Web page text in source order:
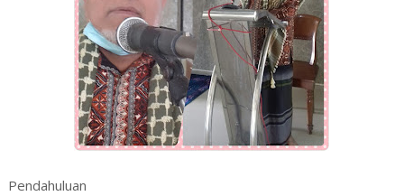
Pendahuluan